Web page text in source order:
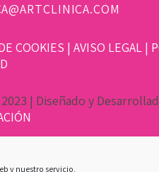
y nuestro servicio.
COOKIES | AVISO LEGAL |
| Diseñado y